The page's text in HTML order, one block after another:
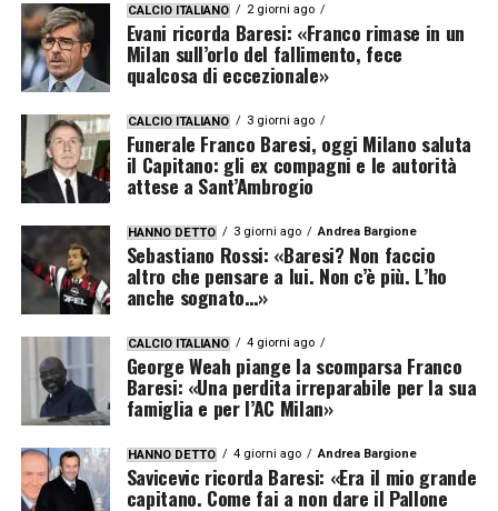
CALCIO ITALIANO 2 giorni ago
Evani ricorda Baresi: «Franco rimase in un
Milan sull’orlo del fallimento, fece
qualcosa di eccezionale»
CALCIO ITALIANO 3 giorni ago
Funerale Franco Baresi, oggi Milano saluta
il Capitano: gli ex compagni e le autorità
attese a Sant’Ambrogio
HANNO DETTO 3 giorni ago Andrea Bargione
Sebastiano Rossi: «Baresi? Non faccio
altro che pensare a lui. Non c’è più. L’ho
anche sognato…»
CALCIO ITALIANO 4 giorni ago
George Weah piange la scomparsa Franco
Baresi: «Una perdita irreparabile per la sua
famiglia e per l’AC Milan»
HANNO DETTO 4 giorni ago Andrea Bargione
Savicevic ricorda Baresi: «Era il mio grande
capitano. Come fai a non dare il Pallone